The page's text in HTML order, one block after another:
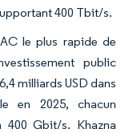
400 Tbit/s.
le plus rapide de
public
milliards USD dans
en 2025, chacun
400 Gbit/s. Khazna